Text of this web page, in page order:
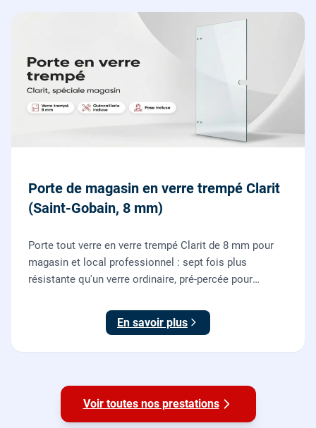
Porte de magasin en verre trempé Clarit
(Saint-Gobain, 8 mm)
Porte tout verre en verre trempé Clarit de 8 mm pour
magasin et local professionnel : sept fois plus
résistante qu'un verre ordinaire, pré-percée pour
avec sa quincaillerie (pivots, serrure, poignée).
En savoir plus
Voir toutes nos prestations